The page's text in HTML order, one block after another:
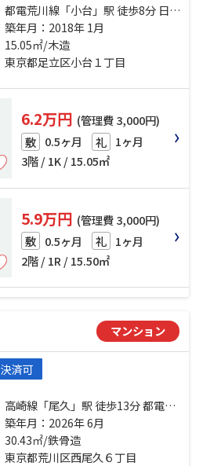
都電荒川線「小台」駅 徒歩8分 日暮
里舎人ライナー「足立小台」駅 徒
歩10分 高崎線「尾久」駅 徒歩21分
築年月：2018年 1月
15.05㎡/木造
東京都足立区小台１丁目
6.2万円 (管理費 3,000円)
敷 0.5ヶ月 礼 1ヶ月
3階 / 1K / 15.05㎡
5.9万円 (管理費 3,000円)
敷 0.5ヶ月 礼 1ヶ月
2階 / 1R / 15.50㎡
マンション
済可
高崎線「尾久」駅 徒歩13分 都電荒
川線「荒川遊園地前」駅 徒歩5分 都
電荒川線「小台」駅 徒歩8分
築年月：2026年 6月
30.43㎡/鉄骨造
東京都荒川区西尾久６丁目